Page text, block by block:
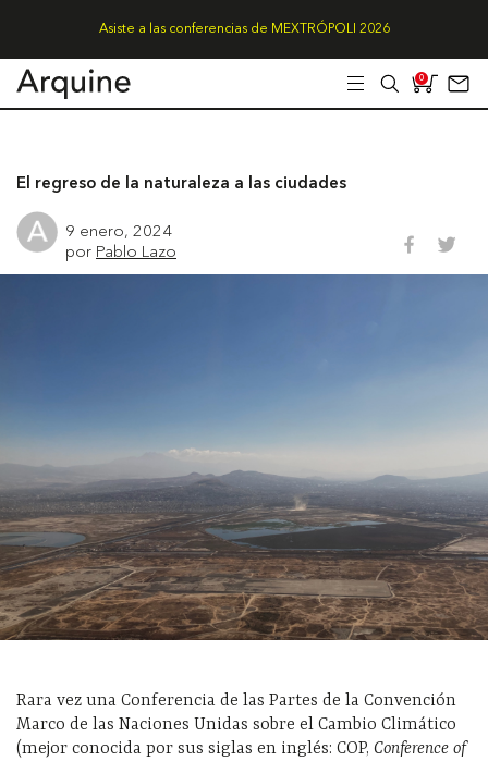
Asiste a las conferencias de MEXTRÓPOLI 2026
0
El regreso de la naturaleza a las ciudades
9 enero, 2024
por Pablo Lazo
Rara vez una Conferencia de las Partes de la Convención
Marco de las Naciones Unidas sobre el Cambio Climático
(mejor conocida por sus siglas en inglés: COP, Conference of